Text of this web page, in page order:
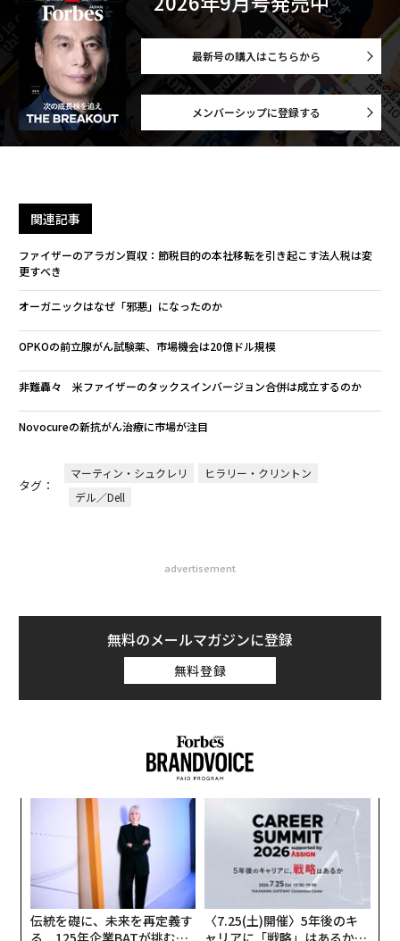
最新号の購入はこちらから
メンバーシップに登録する
関連記事
ファイザーのアラガン買収：節税目的の本社移転を引き起こす法人税は変
更すべき
オーガニックはなぜ「邪悪」になったのか
OPKOの前立腺がん試験薬、市場機会は20億ドル規模
非難轟々 米ファイザーのタックスインバージョン合併は成立するのか
Novocureの新抗がん治療に市場が注目
タグ：
マーティン・シュクレリ
ヒラリー・クリントン
デル／Dell
advertisement
無料のメールマガジンに登録
無料登録
伝統を礎に、未来を再定義す
る 125年企業BATが挑むス
〈7.25(土)開催〉5年後のキ
ャリアに「戦略」はあるか。